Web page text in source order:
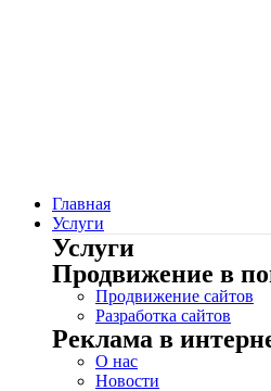
Главная
Услуги
Услуги
Продвижение в
Продвижение сайтов
Разработка сайтов
Реклама в
О нас
Новости